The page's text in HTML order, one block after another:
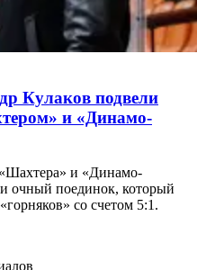
Кулаков подвели
и «Динамо-
и «Динамо-
очный поединок, который
со счетом 5:1.